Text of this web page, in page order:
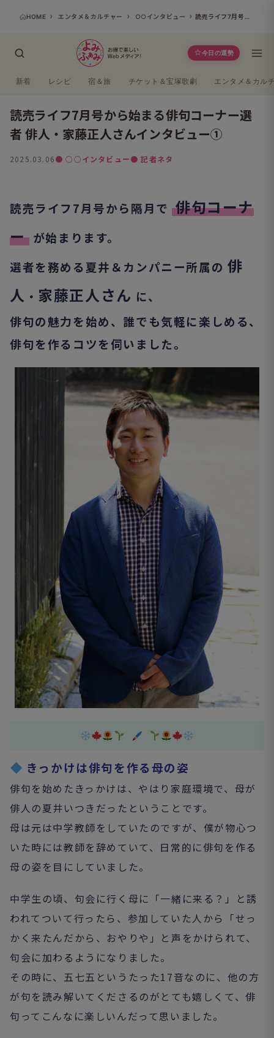
HOME エンタメ＆カルチャー ○○インタビュー 読売ライフ7月号から始まる俳句コーナー選者 俳人・家藤正人さんインタビュー①
今日の運勢
新着 レシピ 宿＆旅 チケット＆宝塚歌劇 エンタメ＆カル
読売ライフ7月号から始まる俳句コーナー選
者 俳人・家藤正人さんインタビュー①
2025.03.06● ○○インタビュー● 記者ネタ
読売ライフ7月号から隔月で 俳句コーナ
ー が始まります。
選者を務める夏井＆カンパニー所属の 俳
人 ・ 家藤正人さん に、
俳句の魅力を始め、誰でも気軽に楽しめる、
俳句を作るコツを伺いました。
きっかけは俳句を作る母の姿
俳句を始めたきっかけは、やはり家庭環境で、母が
俳人の夏井いつきだったということです。
母は元は中学教師をしていたのですが、僕が物心つ
いた時には教師を辞めていて、日常的に俳句を作る
母の姿を目にしていました。
中学生の頃、句会に行く母に「一緒に来る？」と誘
われてついて行ったら、参加していた人から「せっ
かく来たんだから、おやりや」と声をかけられて、
句会に加わるようになりました。
その時に、五七五というたった17音なのに、他の方
が句を読み解いてくださるのがとても嬉しくて、俳
句ってこんなに楽しいんだって思いました。